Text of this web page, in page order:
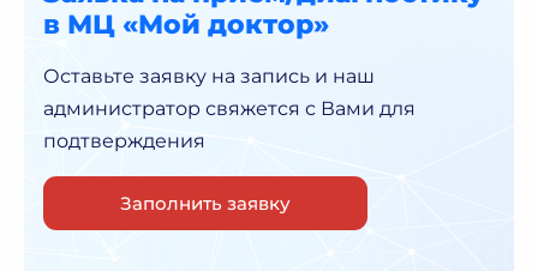
в МЦ «Мой доктор»
Оставьте заявку на запись и наш
администратор свяжется с Вами для
подтверждения
Заполнить заявку